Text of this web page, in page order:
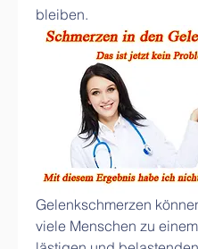
bleiben.
Gelenkschmerzen
viele Menschen zu einem